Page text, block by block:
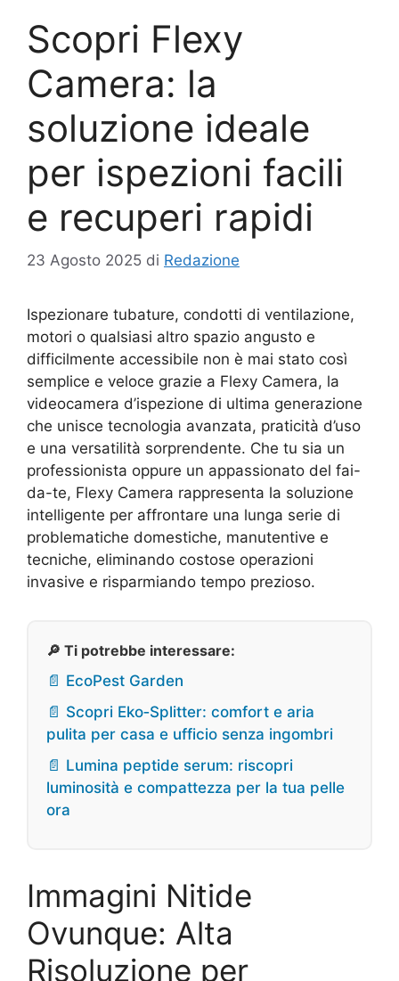
Scopri Flexy
Camera: la
soluzione ideale
per ispezioni facili
e recuperi rapidi
23 Agosto 2025 di Redazione
Ispezionare tubature, condotti di ventilazione,
motori o qualsiasi altro spazio angusto e
difficilmente accessibile non è mai stato così
semplice e veloce grazie a Flexy Camera, la
videocamera d’ispezione di ultima generazione
che unisce tecnologia avanzata, praticità d’uso
e una versatilità sorprendente. Che tu sia un
professionista oppure un appassionato del fai-
da-te, Flexy Camera rappresenta la soluzione
intelligente per affrontare una lunga serie di
problematiche domestiche, manutentive e
tecniche, eliminando costose operazioni
invasive e risparmiando tempo prezioso.
🔎 Ti potrebbe interessare:
📄 EcoPest Garden
📄 Scopri Eko‑Splitter: comfort e aria
pulita per casa e ufficio senza ingombri
📄 Lumina peptide serum: riscopri
luminosità e compattezza per la tua pelle
ora
Immagini Nitide
Ovunque: Alta
Risoluzione per